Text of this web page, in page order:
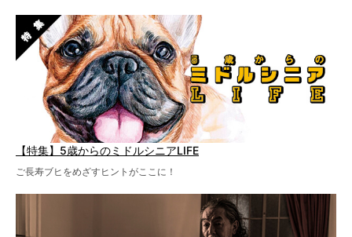
【特集】5歳からのミドルシニアLIFE
ご長寿ブヒをめざすヒントがここに！